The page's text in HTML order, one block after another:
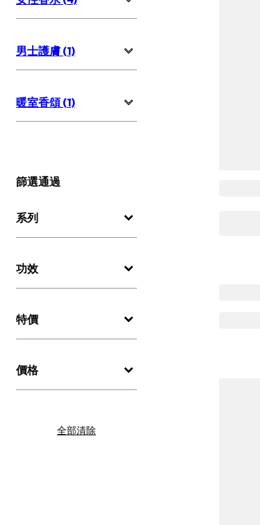
男士護膚 (1)
暖室香頌 (1)
篩選通過
系列
功效
特價
價格
全部清除